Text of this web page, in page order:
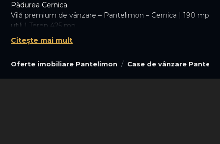
Oferte imobiliare Pantelimon Case de vânzare
Pădurea Cernica
Vilă premium de vânzare – Pantelimon – Cernica | 190 mp
utili | Teren 425 mp
Descoperă o proprietate deosebită, construită în 2012 și
complet renovată în 2023, cu finisaje moderne și un
confort, spațiu și intimitate.
Detalii proprietate:
Citește mai mult